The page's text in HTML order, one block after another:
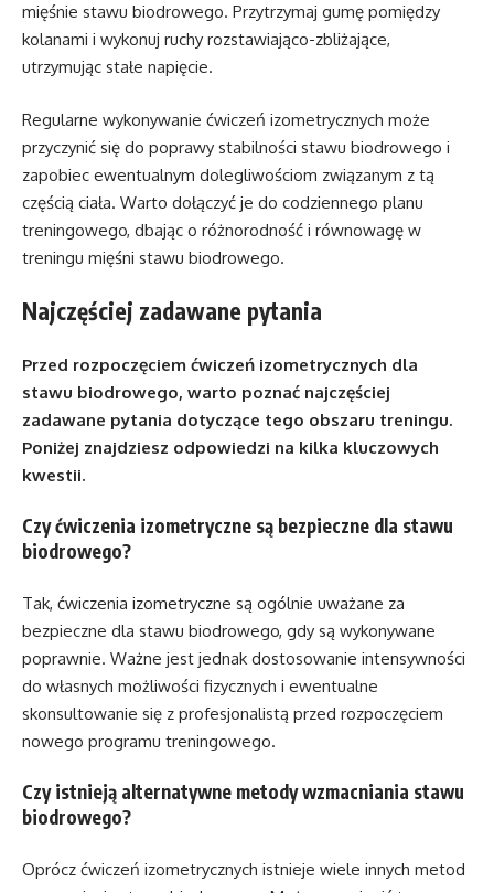
mięśnie stawu biodrowego. Przytrzymaj gumę pomiędzy
kolanami i wykonuj ruchy rozstawiająco-zbliżające,
utrzymując stałe napięcie.
Regularne wykonywanie ćwiczeń izometrycznych może
przyczynić się do poprawy stabilności stawu biodrowego i
zapobiec ewentualnym dolegliwościom związanym z tą
częścią ciała. Warto dołączyć je do codziennego planu
treningowego, dbając o różnorodność i równowagę w
treningu mięśni stawu biodrowego.
Najczęściej zadawane pytania
Przed rozpoczęciem ćwiczeń izometrycznych dla
stawu biodrowego, warto poznać najczęściej
zadawane pytania dotyczące tego obszaru treningu.
Poniżej znajdziesz odpowiedzi na kilka kluczowych
kwestii.
Czy ćwiczenia izometryczne są bezpieczne dla stawu
biodrowego?
Tak, ćwiczenia izometryczne są ogólnie uważane za
bezpieczne dla stawu biodrowego, gdy są wykonywane
poprawnie. Ważne jest jednak dostosowanie intensywności
do własnych możliwości fizycznych i ewentualne
skonsultowanie się z profesjonalistą przed rozpoczęciem
nowego programu treningowego.
Czy istnieją alternatywne metody wzmacniania stawu
biodrowego?
Oprócz ćwiczeń izometrycznych istnieje wiele innych metod